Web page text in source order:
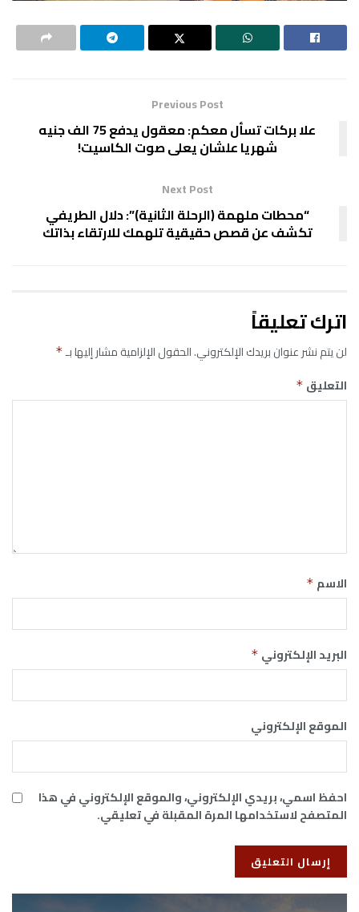
Previous Post
علا بركات تسأل معكم: معقول يدفع 75 الف جنيه
شهريا علشان يعلى صوت الكاسيت!
Next Post
“محطات ملهمة (الرحلة الثانية)”: دلال الطريفي
تكشف عن قصص حقيقية تلهمك للارتقاء بذاتك
اترك تعليقاً
لن يتم نشر عنوان بريدك الإلكتروني.الحقول الإلزامية مشار إليها بـ*
التعليق *
الاسم *
البريد الإلكتروني *
الموقع الإلكتروني
احفظ اسمي، بريدي الإلكتروني، والموقع الإلكتروني في هذا
المتصفح لاستخدامها المرة المقبلة في تعليقي.